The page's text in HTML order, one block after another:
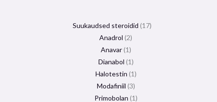
Suukaudsed steroidid 17
Anadrol 2
Anavar 1
Dianabol 1
Halotestin 1
Modafiniil 3
Primobolan 1